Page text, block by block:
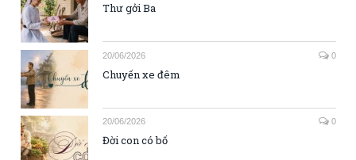
Thư gởi Ba
20/06/2026 0
Chuyến xe đêm
20/06/2026 0
Đời con có bố